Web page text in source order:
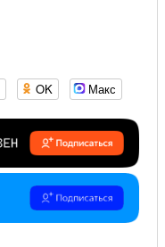
OK Макс